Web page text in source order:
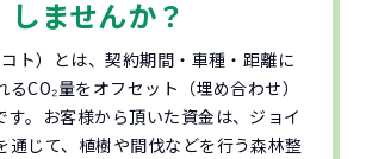
しませんか？
ト）とは、契約期間・車種・距離に
CO₂量をオフセット（埋め合わせ）
す。お客様から頂いた資金は、ジョイ
通じて、植樹や間伐などを行う森林整